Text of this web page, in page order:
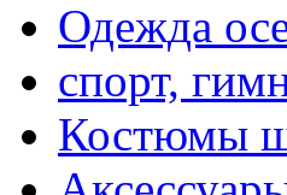
Одежда
спорт,
Костюмы